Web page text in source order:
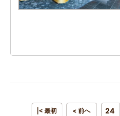
|< 最初 < 前へ 24